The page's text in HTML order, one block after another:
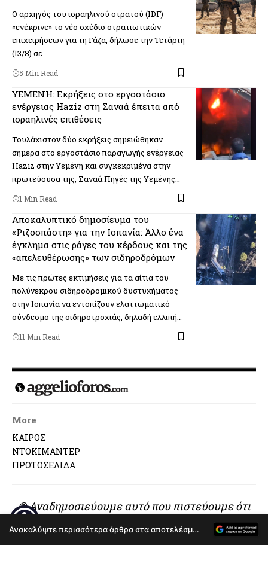
Ο αρχηγός του ισραηλινού στρατού (IDF)
«ενέκρινε» το νέο σχέδιο στρατιωτικών
επιχειρήσεων για τη Γάζα, δήλωσε την Τετάρτη
(13/8) σε…
5 Min Read
ΥΕΜΕΝΗ: Εκρήξεις στο εργοστάσιο
ενέργειας Haziz στη Σαναά έπειτα από
ισραηλινές επιθέσεις
Τουλάχιστον δύο εκρήξεις σημειώθηκαν
σήμερα στο εργοστάσιο παραγωγής ενέργειας
Haziz στην Υεμένη και συγκεκριμένα στην
πρωτεύουσα της, Σαναά.Πηγές της Υεμένης…
1 Min Read
Αποκαλυπτικό δημοσίευμα του
«Ριζοσπάστη» για την Ισπανία: Άλλο ένα
έγκλημα στις ράγες του κέρδους και της
«απελευθέρωσης» των σιδηροδρόμων
Με τις πρώτες εκτιμήσεις για τα αίτια του
πολύνεκρου σιδηροδρομικού δυστυχήματος
στην Ισπανία να εντοπίζουν ελαττωματικό
σύνδεσμο της σιδηροτροχιάς, δηλαδή ελλιπή…
11 Min Read
More
ΚΑΙΡΟΣ
ΝΤΟΚΙΜΑΝΤΕΡ
ΠΡΩΤΟΣΕΛΙΔΑ
© Αναδημοσιεύουμε αυτό που πιστεύουμε ότι
αξίζει να διαβαστεί..
Ανακαλύψτε περισσότερα άρθρα στα αποτελέσματα αναζήτησης